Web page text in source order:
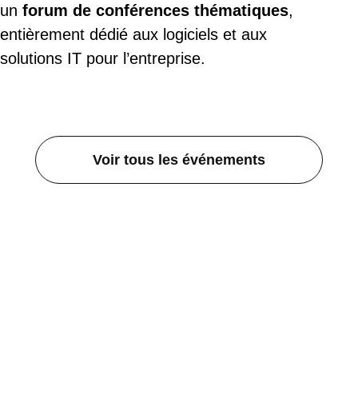
un forum de conférences thématiques,
entièrement dédié aux logiciels et aux
solutions IT pour l’entreprise.
Voir tous les événements